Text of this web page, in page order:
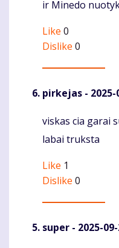
Komentaras
ir Minedo
Like 0
Dislike 0
pirkejas - 2025-
Komentaras
viskas cia garai
labai truksta
Like 1
Dislike 0
super - 2025-